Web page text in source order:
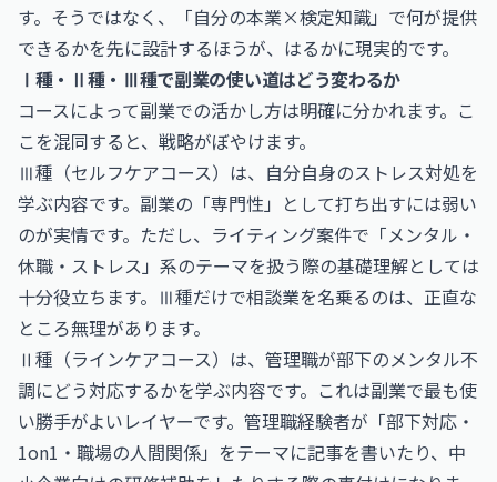
す。そうではなく、「自分の本業×検定知識」で何が提供
できるかを先に設計するほうが、はるかに現実的です。
Ⅰ種・Ⅱ種・Ⅲ種で副業の使い道はどう変わるか
コースによって副業での活かし方は明確に分かれます。こ
こを混同すると、戦略がぼやけます。
Ⅲ種（セルフケアコース）は、自分自身のストレス対処を
学ぶ内容です。副業の「専門性」として打ち出すには弱い
のが実情です。ただし、ライティング案件で「メンタル・
休職・ストレス」系のテーマを扱う際の基礎理解としては
十分役立ちます。Ⅲ種だけで相談業を名乗るのは、正直な
ところ無理があります。
Ⅱ種（ラインケアコース）は、管理職が部下のメンタル不
調にどう対応するかを学ぶ内容です。これは副業で最も使
い勝手がよいレイヤーです。管理職経験者が「部下対応・
1on1・職場の人間関係」をテーマに記事を書いたり、中